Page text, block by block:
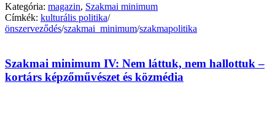
Kategória: magazin, Szakmai minimum
Címkék: kulturális politika/
önszerveződés/szakmai_minimum/szakmapolitika
Szakmai minimum IV: Nem láttuk, nem hallottuk –
kortárs képzőművészet és közmédia